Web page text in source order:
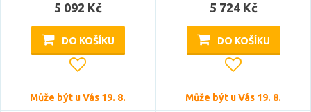
Zdroj světla součástí
5 092 Kč
DO KOŠÍKU
Může být u Vás 19. 8.
5 724 Kč
DO KOŠÍKU
Může být u Vás 19. 8.